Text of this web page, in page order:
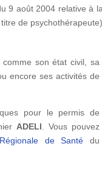
août 2004 relative à
de psychothérapeute).
comme son état civil, sa
encore ses activités de
pour le permis de
ADELI . Vous pouvez
de Santé du